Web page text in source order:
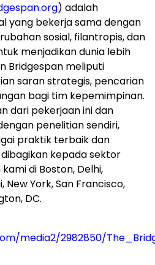
) adalah
yang bekerja sama dengan
sosial, filantropis, dan
menjadikan dunia lebih
Bridgespan meliputi
saran strategis, pencarian
bagi tim kepemimpinan.
dari pekerjaan ini dan
penelitian sendiri,
praktik terbaik dan
kepada sektor
di Boston, Delhi,
York, San Francisco,
DC.
media2/2982850/